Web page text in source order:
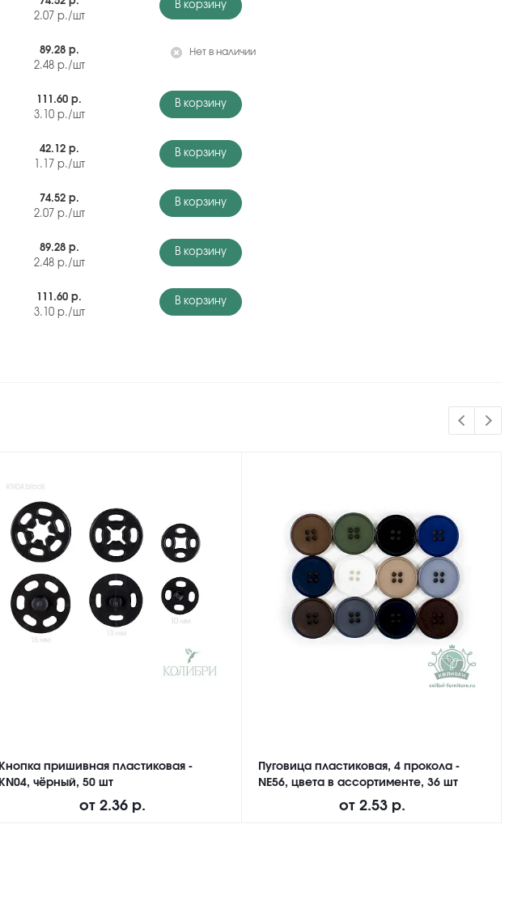
2.07 р./шт
В корзину
89.28 р.
2.48р./шт
Нет в наличии
111.60 р.
3.10р./шт
В корзину
42.12 р.
1.17 р./шт
В корзину
74.52 р.
2.07 р./шт
В корзину
89.28 р.
2.48р./шт
В корзину
111.60 р.
3.10р./шт
В корзину
Кнопка пришивная пластиковая -
KN04, чёрный, 50 шт
от 2.36 р.
Пуговица пластиковая, 4 прокола -
NE56, цвета в ассортименте, 36 шт
от 2.53 р.